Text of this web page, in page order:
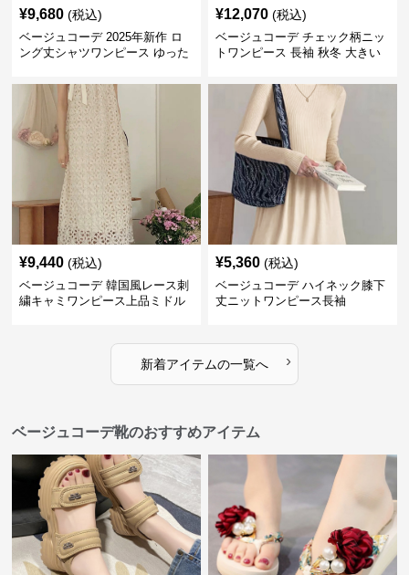
¥9,680 (税込)
ベージュコーデ 2025年新作 ロ
ング丈シャツワンピース ゆった
¥12,070 (税込)
ベージュコーデ チェック柄ニッ
トワンピース 長袖 秋冬 大きい
¥9,440 (税込)
ベージュコーデ 韓国風レース刺
繍キャミワンピース上品ミドル
¥5,360 (税込)
ベージュコーデ ハイネック膝下
丈ニットワンピース長袖
新着アイテムの一覧へ ›
ベージュコーデ靴のおすすめアイテム